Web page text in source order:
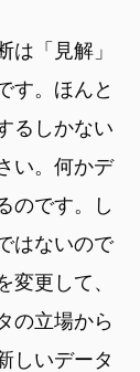
「見解」
す。ほんと
るしかない
い。何かデ
のです。し
はないので
更して、
の立場から
しいデータ